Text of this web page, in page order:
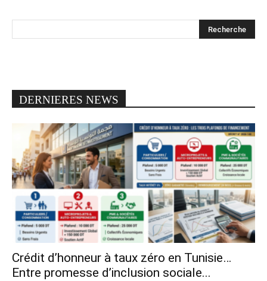
DERNIERES NEWS
Crédit d’honneur à taux zéro en Tunisie…
Entre promesse d’inclusion sociale...